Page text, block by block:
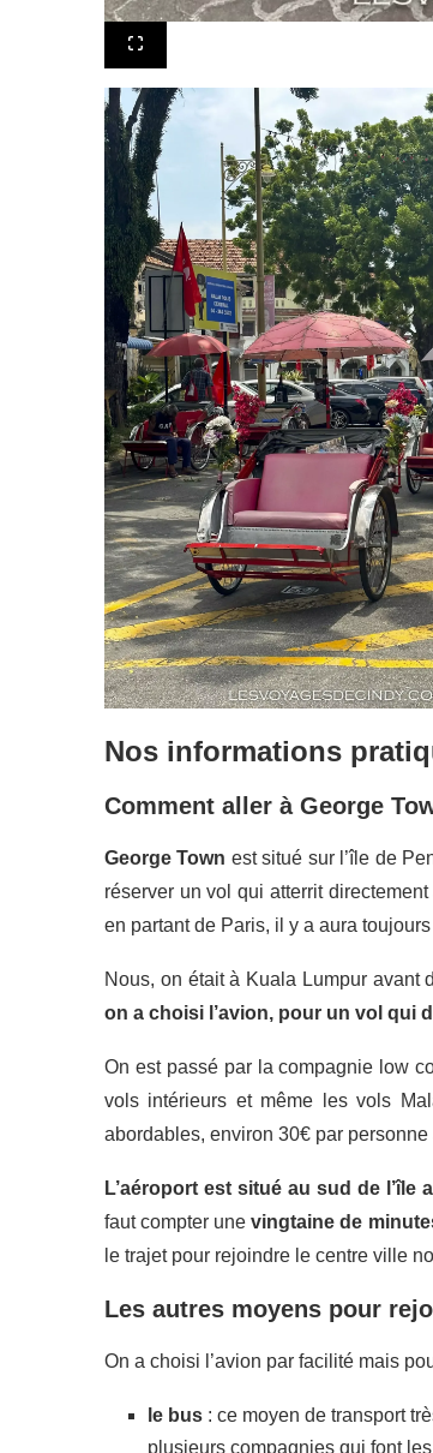
Nos informations
Comment aller à George
George Town est situé sur l’île de
réserver un vol qui atterrit
en partant de Paris, il y a aura
Nous, on était à Kuala Lumpur avant
on a choisi l’avion, pour un vol qui
On est passé par la compagnie low
vols intérieurs et même les vols
abordables, environ 30€ par personne
L’aéroport est situé au sud de l’île
faut compter unevingtaine de
le trajet pour rejoindre le centre ville
Les autres moyens pour
On a choisi l’avion par facilité mais
le bus : ce moyen de transport
plusieurs compagnies qui font les